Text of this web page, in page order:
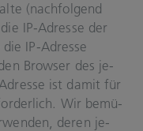
(nach­fol­gend
IP-​Adres­se der
IP-​Adres­se
Brow­ser des je­
ist damit für
Wir be­mü­
deren je­